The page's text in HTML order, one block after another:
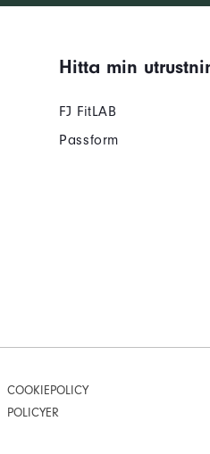
Hitta min
FJ FitLAB
Passform
COOKIEPOLICY
POLICYER